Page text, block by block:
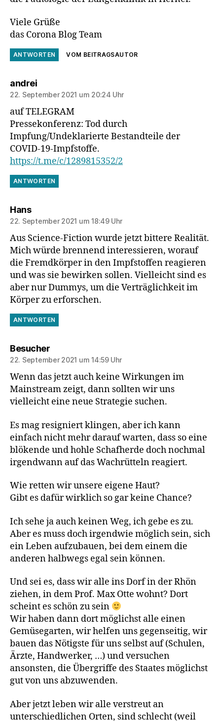
Viele Grüße
das Corona Blog Team
ANTWORTEN VOM BEITRAGSAUTOR
andreisagt:
22. September 2021 um 20:24 Uhr
auf TELEGRAM
Pressekonferenz: Tod durch
Impfung/Undeklarierte Bestandteile der
COVID-19-Impfstoffe.
https://t.me/c/1289815352/2
ANTWORTEN
Hanssagt:
22. September 2021 um 18:49 Uhr
Aus Science-Fiction wurde jetzt bittere Realität.
Mich würde brennend interessieren, worauf
die Fremdkörper in den Impfstoffen reagieren
und was sie bewirken sollen. Vielleicht sind es
aber nur Dummys, um die Verträglichkeit im
Körper zu erforschen.
ANTWORTEN
Besuchersagt:
22. September 2021 um 14:59 Uhr
Wenn das jetzt auch keine Wirkungen im
Mainstream zeigt, dann sollten wir uns
vielleicht eine neue Strategie suchen.
Es mag resigniert klingen, aber ich kann
einfach nicht mehr darauf warten, dass so eine
blökende und hohle Schafherde doch nochmal
irgendwann auf das Wachrütteln reagiert.
Wie retten wir unsere eigene Haut?
Gibt es dafür wirklich so gar keine Chance?
Ich sehe ja auch keinen Weg, ich gebe es zu.
Aber es muss doch irgendwie möglich sein, sich
ein Leben aufzubauen, bei dem einem die
anderen halbwegs egal sein können.
Und sei es, dass wir alle ins Dorf in der Rhön
ziehen, in dem Prof. Max Otte wohnt? Dort
scheint es schön zu sein
Wir haben dann dort möglichst alle einen
Gemüsegarten, wir helfen uns gegenseitig, wir
bauen das Nötigste für uns selbst auf (Schulen,
Ärzte, Handwerker, …) und versuchen
ansonsten, die Übergriffe des Staates möglichst
gut von uns abzuwenden.
Aber jetzt leben wir alle verstreut an
unterschiedlichen Orten, sind schlecht (weil